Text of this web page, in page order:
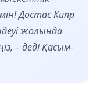
Достас Кипр
жолында
– деді Қасым-